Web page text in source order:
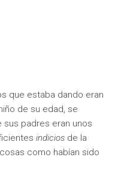
que estaba dando eran
de su edad, se
padres eran unos
indicios de la
como habían sido